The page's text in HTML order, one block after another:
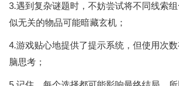
3.遇到复杂谜题时，不妨尝试将不同线索
似无关的物品可能暗藏玄机；
4.游戏贴心地提供了提示系统，但使用次
脑思考；